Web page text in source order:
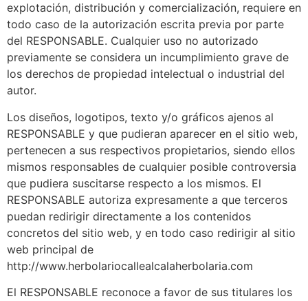
explotación, distribución y comercialización, requiere en
todo caso de la autorización escrita previa por parte
del RESPONSABLE. Cualquier uso no autorizado
previamente se considera un incumplimiento grave de
los derechos de propiedad intelectual o industrial del
autor.
Los diseños, logotipos, texto y/o gráficos ajenos al
RESPONSABLE y que pudieran aparecer en el sitio web,
pertenecen a sus respectivos propietarios, siendo ellos
mismos responsables de cualquier posible controversia
que pudiera suscitarse respecto a los mismos. El
RESPONSABLE autoriza expresamente a que terceros
puedan redirigir directamente a los contenidos
concretos del sitio web, y en todo caso redirigir al sitio
web principal de
http://www.herbolariocallealcalaherbolaria.com
El RESPONSABLE reconoce a favor de sus titulares los